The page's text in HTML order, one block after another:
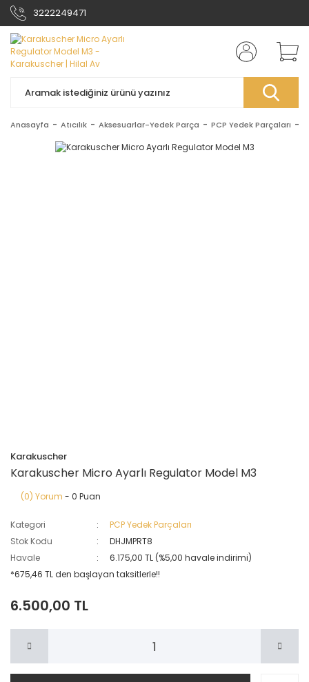
3222249471
Anasayfa Atıcılık Aksesuarlar-Yedek Parça PCP Yedek Parçaları
Karakuscher
Karakuscher Micro Ayarlı Regulator Model M3
(0) Yorum - 0 Puan
Kategori
PCP Yedek Parçaları
Stok Kodu
DHJMPRT8
Havale
6.175,00 TL (%5,00 havale indirimi)
*675,46 TL den başlayan taksitlerle!!
6.500,00 TL